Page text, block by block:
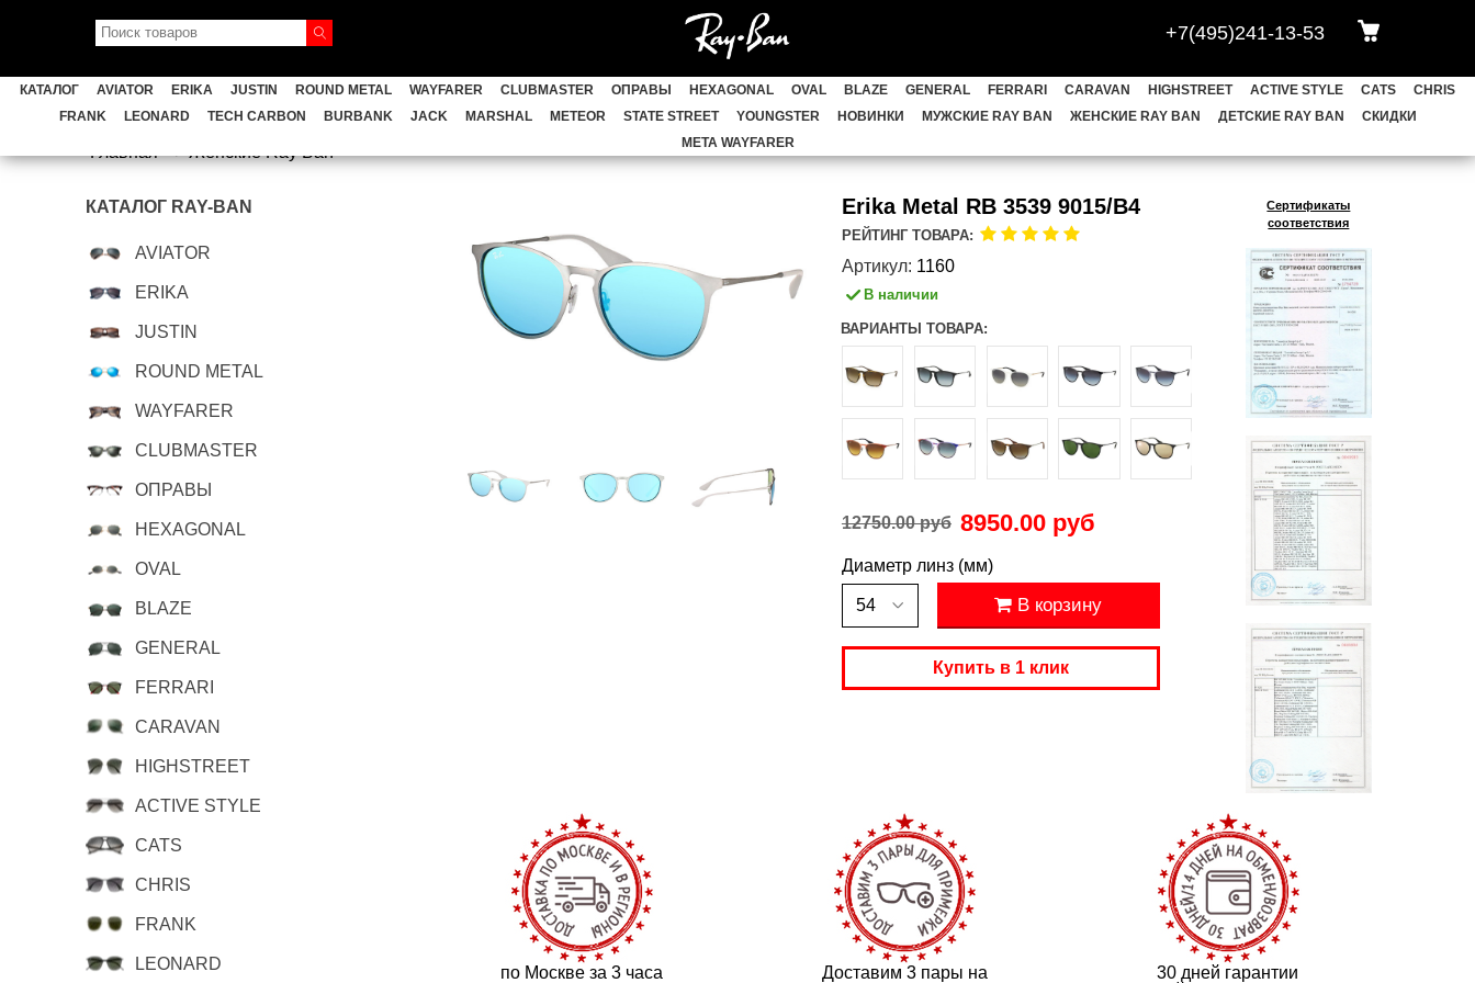
+7(495)241-13-53
КАТАЛОГ AVIATOR ERIKA JUSTIN ROUND METAL WAYFARER CLUBMASTER ОПРАВЫ HEXAGONAL OVAL BLAZE GENERAL FERRARI CARAVAN HIGHSTREET ACTIVE STYLE CATS
CHRIS
FRANK
LEONARD TECH CARBON BURBANK JACK MARSHAL METEOR STATE STREET YOUNGSTER НОВИНКИ МУЖСКИЕ RAY BAN ЖЕНСКИЕ RAY BAN ДЕТСКИЕ RAY BAN
СКИДКИ
META WAYFARER
AVIATOR ERIKA JUSTIN WAYFARER CLUBMASTER OVAL BLAZE
GENERAL FERRARI CARAVAN HIGHSTREET ACTIVE STYLE CATS CHRIS FRANK LEONARD
Женские Ray Ban Детские Ray Ban СКИДКИ Meta Wayfarer
Главная Женские Ray Ban
КАТАЛОГ RAY-BAN
AVIATOR
ERIKA
JUSTIN
ROUND METAL
WAYFARER
CLUBMASTER
ОПРАВЫ
HEXAGONAL
OVAL
BLAZE
GENERAL
FERRARI
CARAVAN
HIGHSTREET
ACTIVE STYLE
CATS
CHRIS
FRANK
LEONARD
Erika Metal RB 3539 9015/B4
РЕЙТИНГ ТОВАРА:
Артикул: 1160
В наличии
ВАРИАНТЫ ТОВАРА:
12750.00 руб 8950.00 руб
Диаметр линз (мм)
В корзину
Купить в 1 клик
Сертификаты
соответствия
по Москве за 3 часа
Доставим 3 пары на
30 дней гарантии